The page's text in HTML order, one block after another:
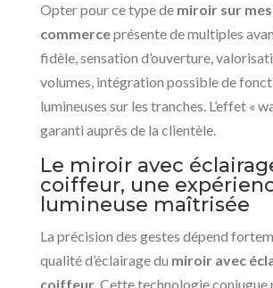
Opter pour ce type de miroir sur
commerceprésente de multiples
fidèle, sensation d’ouverture,
volumes, intégration possible de
lumineuses sur les tranches. L’effet «
garanti auprès de la clientèle.
Le miroir avec
coiffeur, une
lumineuse maîtrisée
La précision des gestes dépend
qualité d’éclairage du miroir avec
coiffeur. Cette technologie